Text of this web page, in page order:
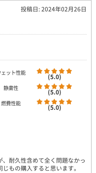
投稿日: 2024年02月26日
ェット性能 (5.0)
静粛性 (5.0)
燃費性能 (5.0)
耐久性含めて全く問題なかっ
もの購入すると思います。